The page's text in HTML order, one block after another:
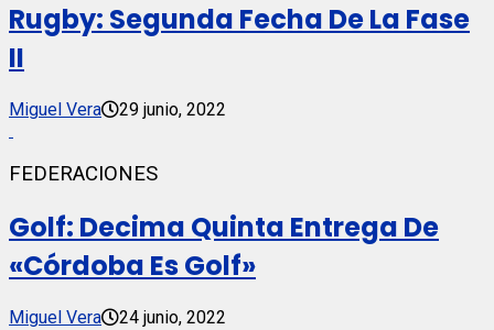
Rugby: Segunda Fecha De La Fase
II
Miguel Vera 29 junio, 2022
FEDERACIONES
Golf: Decima Quinta Entrega De
«Córdoba Es Golf»
Miguel Vera 24 junio, 2022